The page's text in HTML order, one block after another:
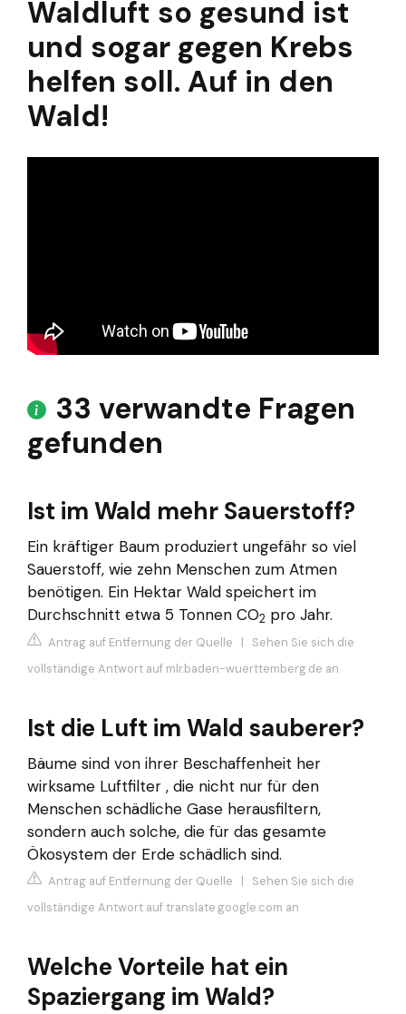
Waldluft so gesund ist
und sogar gegen Krebs
helfen soll. Auf in den
Wald!
33 verwandte Fragen
gefunden
Ist im Wald mehr Sauerstoff?
Ein kräftiger Baum produziert ungefähr so viel
Sauerstoff, wie zehn Menschen zum Atmen
benötigen. Ein Hektar Wald speichert im
Durchschnitt etwa 5 Tonnen CO2 pro Jahr.
Antrag auf Entfernung der Quelle | Sehen Sie sich die
vollständige Antwort auf mlr.baden-wuerttemberg.de an
Ist die Luft im Wald sauberer?
Bäume sind von ihrer Beschaffenheit her
wirksame Luftfilter , die nicht nur für den
Menschen schädliche Gase herausfiltern,
sondern auch solche, die für das gesamte
Ökosystem der Erde schädlich sind.
Antrag auf Entfernung der Quelle | Sehen Sie sich die
vollständige Antwort auf translate.google.com an
Welche Vorteile hat ein
Spaziergang im Wald?